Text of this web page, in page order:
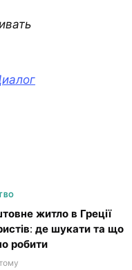
житло в Греції
де шукати та що
робити